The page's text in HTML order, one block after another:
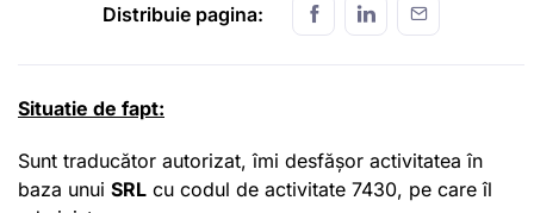
Distribuie pagina:
Situatie de fapt:
Sunt traducător autorizat, îmi desfășor activitatea în
baza unui SRL cu codul de activitate 7430, pe care îl